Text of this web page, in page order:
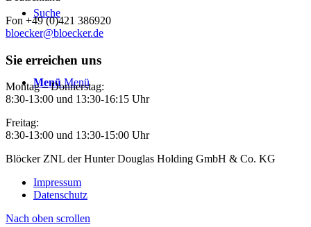
Suche
Menü Menü
Fon +49 (0)421 386920
bloecker@bloecker.de
Sie erreichen uns
Montag – Donnerstag:
8:30-13:00 und 13:30-16:15 Uhr
Freitag:
8:30-13:00 und 13:30-15:00 Uhr
Blöcker ZNL der Hunter Douglas Holding GmbH & Co. KG
Impressum
Datenschutz
Nach oben scrollen